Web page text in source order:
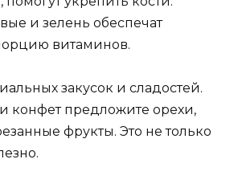
и зелень обеспечат
витаминов.
закусок и сладостей.
конфет предложите орехи,
фрукты. Это не только